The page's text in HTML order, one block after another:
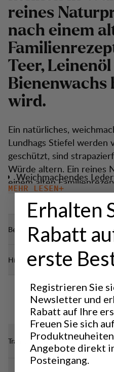
reines
nach einem
Teer,
Bienenwachs
wird.
Ein natürliches,
Lundhags Stiefel werden
geschützt, sind
Würde altern. Ein reines
einem alten
Leinenöl und
Weichmachendes
MEHR LESEN
Bewertungen
Hilfe benötigt?
Transparenz
Erhalten
Rabatt
erste
Registrieren Sie
Newsletter und
Rabatt auf Ihre
Freuen Sie sich
Angebote direkt
Posteingang.